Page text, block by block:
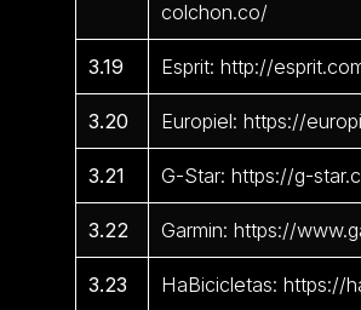
colchon.co/
3.19 Esprit: http://
3.20 Europiel: https://
3.21 G-Star: https://g-
3.22 Garmin: https://
3.23 HaBicicletas: https://